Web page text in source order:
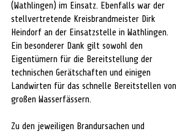
(Wathlingen) im Einsatz. Ebenfalls war der
stellvertretende Kreisbrandmeister Dirk
Heindorf an der Einsatzstelle in Wathlingen.
Ein besonderer Dank gilt sowohl den
Eigentümern für die Bereitstellung der
technischen Gerätschaften und einigen
Landwirten für das schnelle Bereitstellen von
großen Wasserfässern.
Zu den jeweiligen Brandursachen und